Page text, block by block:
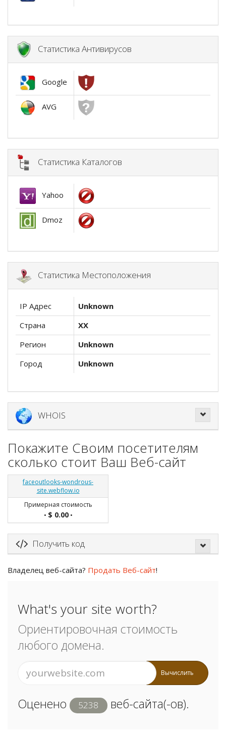
Статистика Антивирусов
Google
AVG
Статистика Каталогов
Yahoo
Dmoz
Статистика Местоположения
IP Адрес
Unknown
Страна
XX
Регион
Unknown
Город
Unknown
WHOIS
Покажите Своим посетителям
сколько стоит Ваш Веб-сайт
faceoutlooks-wondrous-
site.webflow.io
Примерная стоимость
• $ 0.00•
Получить код
Владелец веб-сайта? Продать Веб-сайт!
What's your site worth?
Ориентировочная стоимость
любого домена.
Вычислить
Оценено 5238 веб-сайта(-ов).